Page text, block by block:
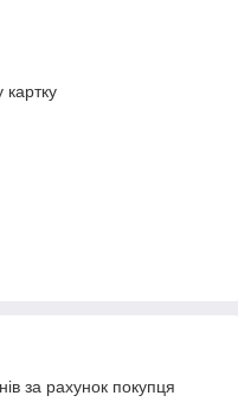
за рахунок покупця